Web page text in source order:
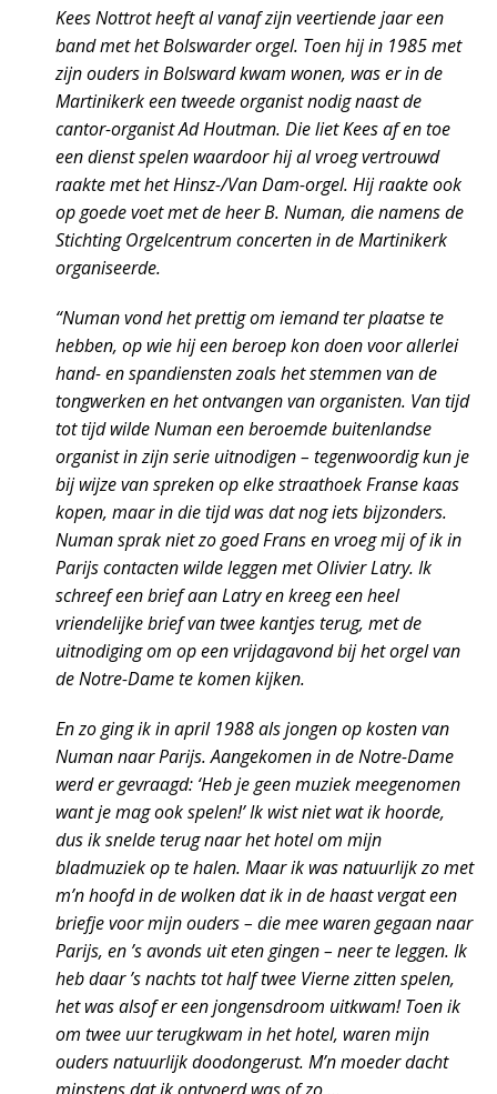
Kees Nottrot heeft al vanaf zijn veertiende jaar een
band met het Bolswarder orgel. Toen hij in 1985 met
zijn ouders in Bolsward kwam wonen, was er in de
Martinikerk een tweede organist nodig naast de
cantor-organist Ad Houtman. Die liet Kees af en toe
een dienst spelen waardoor hij al vroeg vertrouwd
raakte met het Hinsz-/Van Dam-orgel. Hij raakte ook
op goede voet met de heer B. Numan, die namens de
Stichting Orgelcentrum concerten in de Martinikerk
organiseerde.
“Numan vond het prettig om iemand ter plaatse te
hebben, op wie hij een beroep kon doen voor allerlei
hand- en spandiensten zoals het stemmen van de
tongwerken en het ontvangen van organisten. Van tijd
tot tijd wilde Numan een beroemde buitenlandse
organist in zijn serie uitnodigen – tegenwoordig kun je
bij wijze van spreken op elke straathoek Franse kaas
kopen, maar in die tijd was dat nog iets bijzonders.
Numan sprak niet zo goed Frans en vroeg mij of ik in
Parijs contacten wilde leggen met Olivier Latry. Ik
schreef een brief aan Latry en kreeg een heel
vriendelijke brief van twee kantjes terug, met de
uitnodiging om op een vrijdagavond bij het orgel van
de Notre-Dame te komen kijken.
En zo ging ik in april 1988 als jongen op kosten van
Numan naar Parijs. Aangekomen in de Notre-Dame
werd er gevraagd: ‘Heb je geen muziek meegenomen
want je mag ook spelen!’ Ik wist niet wat ik hoorde,
dus ik snelde terug naar het hotel om mijn
bladmuziek op te halen. Maar ik was natuurlijk zo met
m’n hoofd in de wolken dat ik in de haast vergat een
briefje voor mijn ouders – die mee waren gegaan naar
Parijs, en ’s avonds uit eten gingen – neer te leggen. Ik
heb daar ’s nachts tot half twee Vierne zitten spelen,
het was alsof er een jongensdroom uitkwam! Toen ik
om twee uur terugkwam in het hotel, waren mijn
ouders natuurlijk doodongerust. M’n moeder dacht